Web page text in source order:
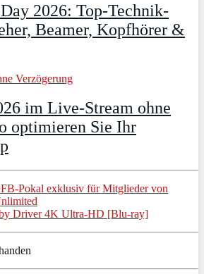
2026: Top-Technik-
Beamer, Kopfhörer &
im Live-Stream ohne
optimieren Sie Ihr
Pokal exklusiv für Mitglieder von
Driver 4K Ultra-HD [Blu-ray]